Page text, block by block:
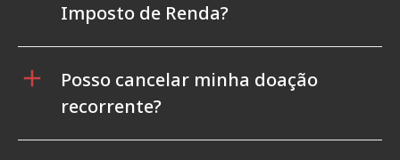
Imposto de Renda?
Posso cancelar minha doação
recorrente?